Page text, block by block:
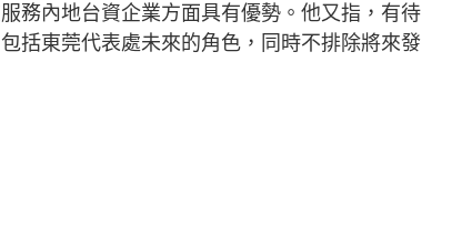
務內地台資企業方面具有優勢。他又指，有待
括東莞代表處未來的角色，同時不排除將來發